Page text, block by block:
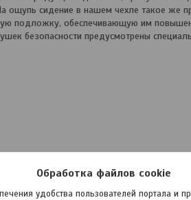
ощупь сидение в нашем чехле такое же
подложку, обеспечивающую им
безопасности предусмотрены
Обработка файлов cookie
удобства пользователей портала и